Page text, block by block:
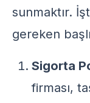
sunmaktır.
gereken
Sigorta
firması,